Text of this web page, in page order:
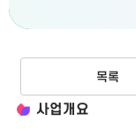
목록
사업개요